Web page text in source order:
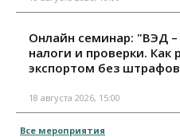
Онлайн семинар: "ВЭД
налоги и проверки.
экспортом без
18 августа 2026, 15:00
Все мероприятия